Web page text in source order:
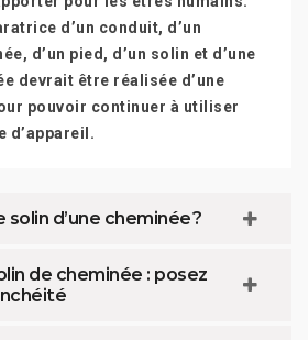
d’un conduit, d’un
d’un pied, d’un solin et d’une
devrait être réalisée d’une
pouvoir continuer à utiliser
d’appareil.
d’une cheminée ?
de cheminée : posez